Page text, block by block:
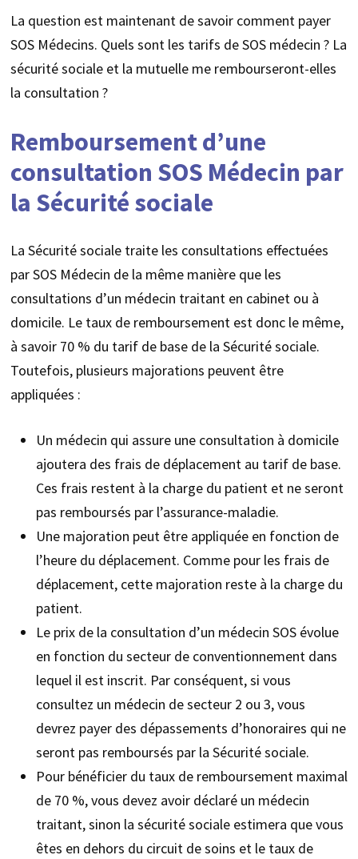
La question est maintenant de savoir comment payer
SOS Médecins. Quels sont les tarifs de SOS médecin ? La
sécurité sociale et la mutuelle me rembourseront-elles
la consultation ?
Remboursement d’une
consultation SOS Médecin par
la Sécurité sociale
La Sécurité sociale traite les consultations effectuées
par SOS Médecin de la même manière que les
consultations d’un médecin traitant en cabinet ou à
domicile. Le taux de remboursement est donc le même,
à savoir 70 % du tarif de base de la Sécurité sociale.
Toutefois, plusieurs majorations peuvent être
appliquées :
Un médecin qui assure une consultation à domicile
ajoutera des frais de déplacement au tarif de base.
Ces frais restent à la charge du patient et ne seront
pas remboursés par l’assurance-maladie.
Une majoration peut être appliquée en fonction de
l’heure du déplacement. Comme pour les frais de
déplacement, cette majoration reste à la charge du
patient.
Le prix de la consultation d’un médecin SOS évolue
en fonction du secteur de conventionnement dans
lequel il est inscrit. Par conséquent, si vous
consultez un médecin de secteur 2 ou 3, vous
devrez payer des dépassements d’honoraires qui ne
seront pas remboursés par la Sécurité sociale.
Pour bénéficier du taux de remboursement maximal
de 70 %, vous devez avoir déclaré un médecin
traitant, sinon la sécurité sociale estimera que vous
êtes en dehors du circuit de soins et le taux de